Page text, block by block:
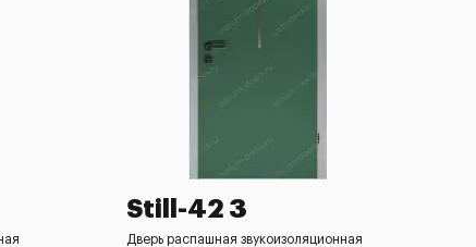
Still-42 3
Дверь распашная звукоизоляционная